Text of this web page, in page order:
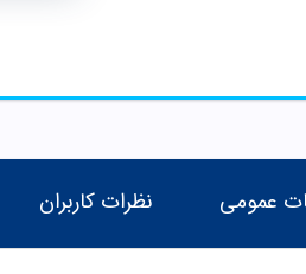
عمومی نظرات کاربران